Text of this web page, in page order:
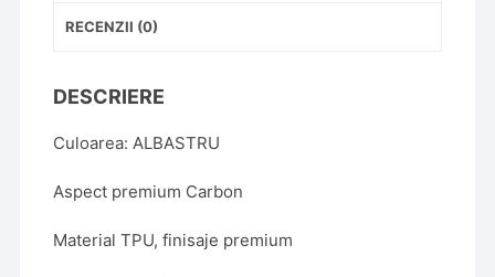
RECENZII (0)
DESCRIERE
Culoarea: ALBASTRU
Aspect premium Carbon
Material TPU, finisaje premium